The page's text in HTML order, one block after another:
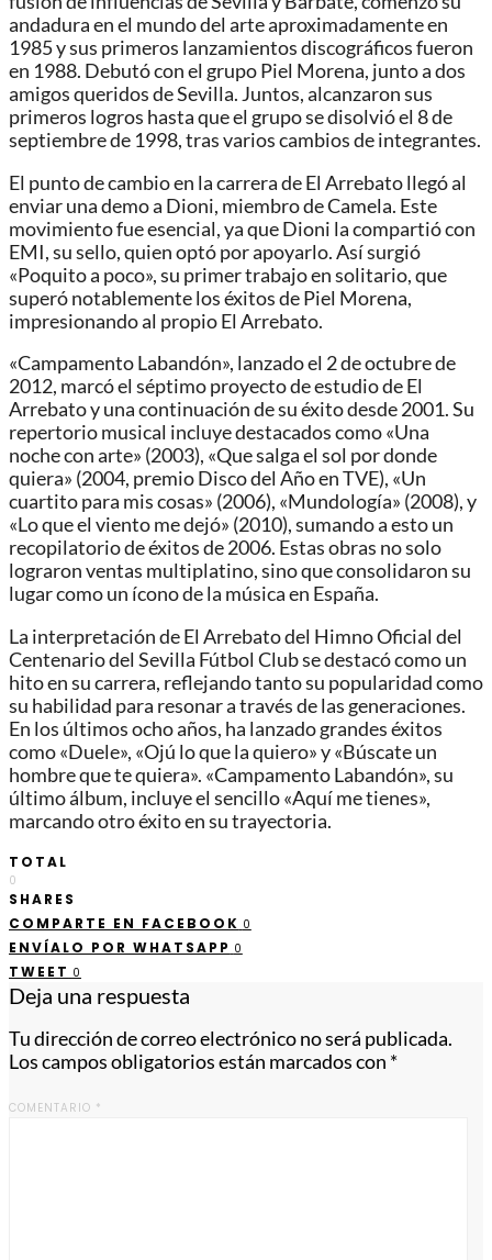
andadura en el mundo del arte aproximadamente en
1985 y sus primeros lanzamientos discográficos fueron
en 1988. Debutó con el grupo Piel Morena, junto a dos
amigos queridos de Sevilla. Juntos, alcanzaron sus
primeros logros hasta que el grupo se disolvió el 8 de
septiembre de 1998, tras varios cambios de integrantes.
El punto de cambio en la carrera de El Arrebato llegó al
enviar una demo a Dioni, miembro de Camela. Este
movimiento fue esencial, ya que Dioni la compartió con
EMI, su sello, quien optó por apoyarlo. Así surgió
«Poquito a poco», su primer trabajo en solitario, que
superó notablemente los éxitos de Piel Morena,
impresionando al propio El Arrebato.
«Campamento Labandón», lanzado el 2 de octubre de
2012, marcó el séptimo proyecto de estudio de El
Arrebato y una continuación de su éxito desde 2001. Su
repertorio musical incluye destacados como «Una
noche con arte» (2003), «Que salga el sol por donde
quiera» (2004, premio Disco del Año en TVE), «Un
cuartito para mis cosas» (2006), «Mundología» (2008), y
«Lo que el viento me dejó» (2010), sumando a esto un
recopilatorio de éxitos de 2006. Estas obras no solo
lograron ventas multiplatino, sino que consolidaron su
lugar como un ícono de la música en España.
La interpretación de El Arrebato del Himno Oficial del
Centenario del Sevilla Fútbol Club se destacó como un
hito en su carrera, reflejando tanto su popularidad como
su habilidad para resonar a través de las generaciones.
En los últimos ocho años, ha lanzado grandes éxitos
como «Duele», «Ojú lo que la quiero» y «Búscate un
hombre que te quiera». «Campamento Labandón», su
último álbum, incluye el sencillo «Aquí me tienes»,
marcando otro éxito en su trayectoria.
TOTAL
0
SHARES
COMPARTE EN FACEBOOK 0
ENVÍALO POR WHATSAPP 0
TWEET 0
Deja una respuesta
Tu dirección de correo electrónico no será publicada.
Los campos obligatorios están marcados con *
COMENTARIO *